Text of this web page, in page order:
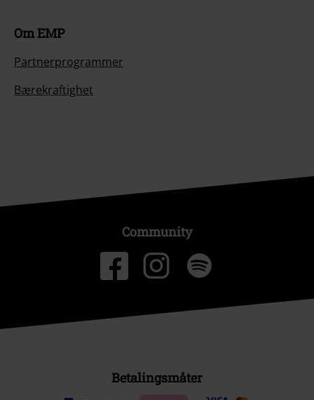
Om EMP
Partnerprogrammer
Bærekraftighet
Community
Betalingsmåter